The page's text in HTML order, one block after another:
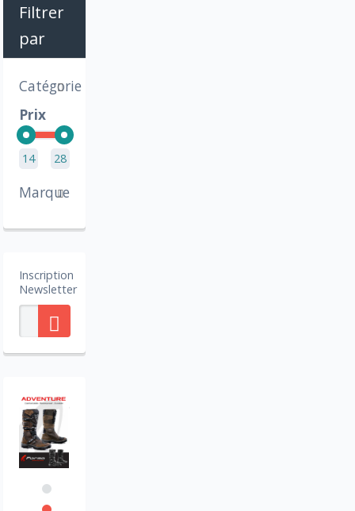
Filtrer
par
Catégorie
Prix
14 28
Marque
Inscription
Newsletter